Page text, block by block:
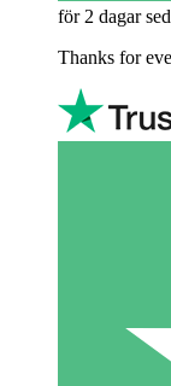
för 2 dagar
Thanks for